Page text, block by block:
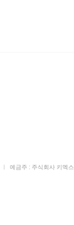
예금주 : 주식회사 키멕스